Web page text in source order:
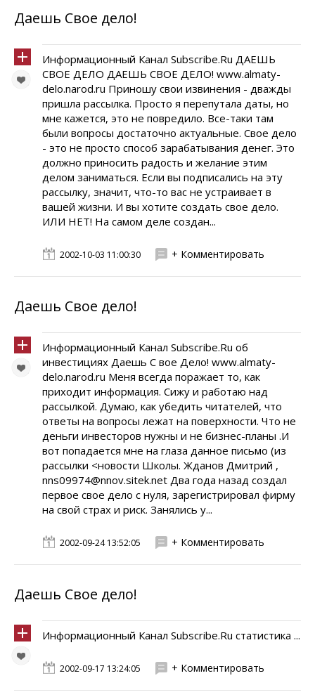
Даешь Свое дело!
Информационный Канал Subscribe.Ru ДАЕШЬ
СВОЕ ДЕЛО ДАЕШЬ СВОЕ ДЕЛО! www.almaty-
delo.narod.ru Приношу свои извинения - дважды
пришла рассылка. Просто я перепутала даты, но
мне кажется, это не повредило. Все-таки там
были вопросы достаточно актуальные. Свое дело
- это не просто способ зарабатывания денег. Это
должно приносить радость и желание этим
делом заниматься. Если вы подписались на эту
рассылку, значит, что-то вас не устраивает в
вашей жизни. И вы хотите создать свое дело.
ИЛИ НЕТ! На самом деле создан...
2002-10-03 11:00:30 + Комментировать
Даешь Свое дело!
Информационный Канал Subscribe.Ru об
инвестициях Даешь С вое Дело! www.almaty-
delo.narod.ru Меня всегда поражает то, как
приходит информация. Сижу и работаю над
рассылкой. Думаю, как убедить читателей, что
ответы на вопросы лежат на поверхности. Что не
деньги инвесторов нужны и не бизнес-планы .И
вот попадается мне на глаза данное письмо (из
рассылки <новости Школы. Жданов Дмитрий ,
nns09974@nnov.sitek.net Два года назад создал
первое свое дело с нуля, зарегистрировал фирму
на свой страх и риск. Занялись у...
2002-09-24 13:52:05 + Комментировать
Даешь Свое дело!
Информационный Канал Subscribe.Ru статистика ...
2002-09-17 13:24:05 + Комментировать